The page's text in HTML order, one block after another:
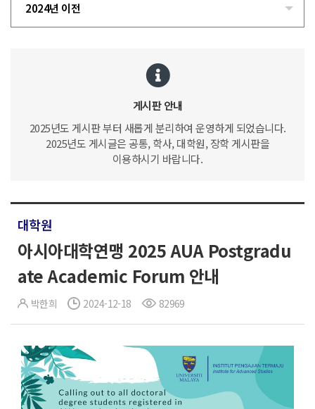
2024년 이전
게시판 안내
2025년도 게시판 부터 새롭게 분리하여 운영하게 되었습니다.
2025년도 게시글은 공통, 학사, 대학원, 장학 게시판을
이용하시기 바랍니다.
대학원
아시아대학연맹 2025 AUA Postgradu
ate Academic Forum 안내
박한희 2024-12-18 82969